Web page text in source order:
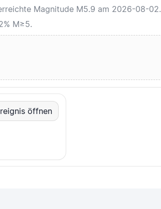
Magnitude M5.9 am 2026-08-02.
M≥5.
öffnen